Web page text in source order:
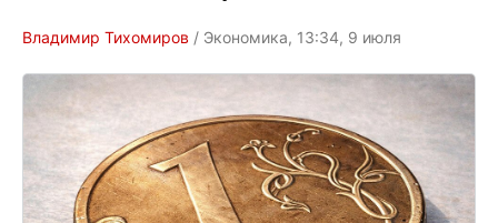
Владимир Тихомиров / Экономика, 13:34, 9 июля